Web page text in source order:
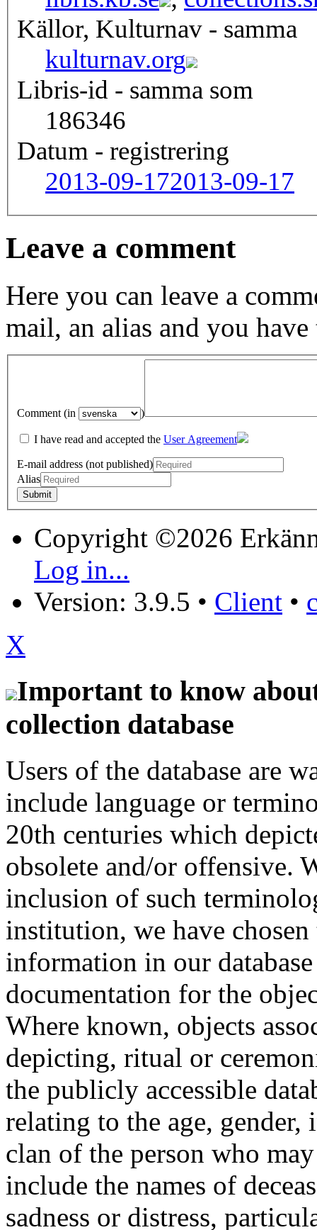
Källor, Kulturnav - samma
kulturnav.org
Libris-id - samma som
186346
Datum - registrering
2013-09-172013-09-17
Leave a comment
Here you can leave a
mail, an alias and you have
Comment (in )
I have read and accepted the User Agreement
E-mail address (not published)
Alias
Copyright ©2026
Log in...
Version: 3.9.5 • Client •
X
Important to know
collection database
Users of the database are
include language or
20th centuries which
obsolete and/or offensive.
inclusion of such
institution, we have
information in our
documentation for the
Where known, objects
depicting, ritual or
the publicly accessible
relating to the age,
clan of the person who
include the names of
sadness or distress,